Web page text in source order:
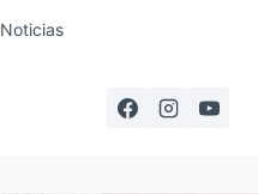
Noticias